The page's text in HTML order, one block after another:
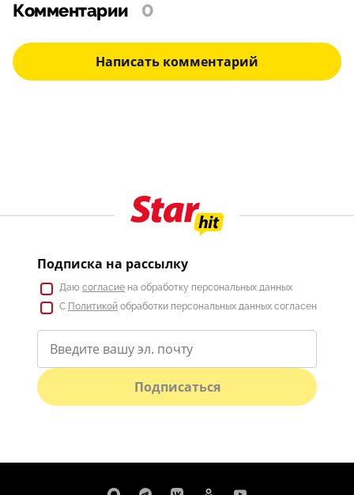
Комментарии 0
Написать комментарий
Подписка на рассылку
Даю согласие на обработку персональных данных
С Политикой обработки персональных данных согласен
Подписаться